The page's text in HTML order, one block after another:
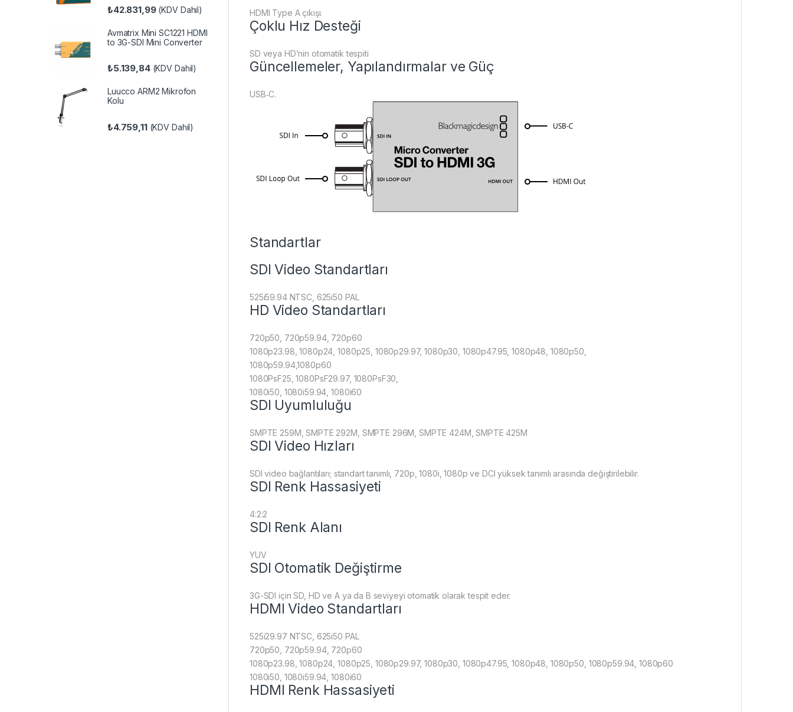
HDMI Type A çıkışı.
Çoklu Hız Desteği
SD veya HD’nin otomatik tespiti
Güncellemeler, Yapılandırmalar ve Güç
USB‑C.
Standartlar
SDI Video Standartları
525i59.94 NTSC, 625i50 PAL
HD Video Standartları
720p50, 720p59.94, 720p60
1080p23.98, 1080p24, 1080p25, 1080p29.97, 1080p30, 1080p47.95, 1080p48, 1080p50,
1080p59.94,1080p60
1080PsF25, 1080PsF29.97, 1080PsF30,
1080i50, 1080i59.94, 1080i60
SDI Uyumluluğu
SMPTE 259M, SMPTE 292M, SMPTE 296M, SMPTE 424M, SMPTE 425M
SDI Video Hızları
SDI video bağlantıları; standart tanımlı, 720p, 1080i, 1080p ve DCI yüksek tanımlı arasında değiştirilebilir.
SDI Renk Hassasiyeti
4:2:2
SDI Renk Alanı
YUV
SDI Otomatik Değiştirme
3G-SDI için SD, HD ve A ya da B seviyeyi otomatik olarak tespit eder.
HDMI Video Standartları
525i29.97 NTSC, 625i50 PAL
720p50, 720p59.94, 720p60
1080p23.98, 1080p24, 1080p25, 1080p29.97, 1080p30, 1080p47.95, 1080p48, 1080p50, 1080p59.94, 1080p60
1080i50, 1080i59.94, 1080i60
HDMI Renk Hassasiyeti
₺42.831,99(KDV Dahil)
Avmatrix Mini SC1221 HDMI
to 3G-SDI Mini Converter
₺5.139,84(KDV Dahil)
Luucco ARM2 Mikrofon
Kolu
₺4.759,11(KDV Dahil)